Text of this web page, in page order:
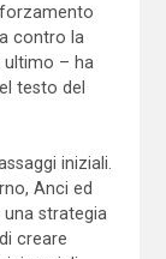
contro la
ultimo – ha
testo del
iniziali.
Anci ed
strategia
creare